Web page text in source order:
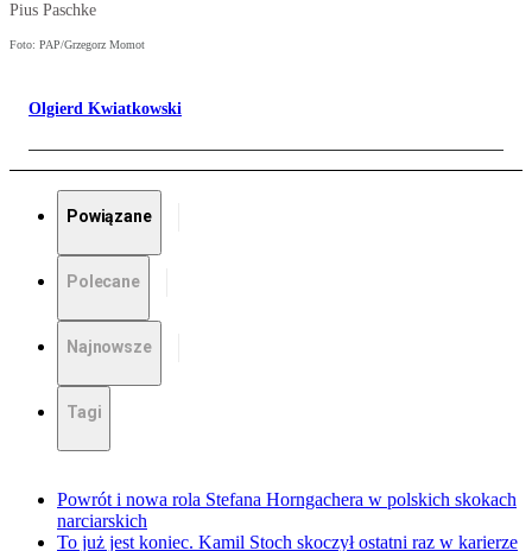
Pius Paschke
Foto: PAP/Grzegorz Momot
Olgierd Kwiatkowski
Powiązane
Polecane
Najnowsze
Tagi
Powrót i nowa rola Stefana Horngachera w polskich skokach
narciarskich
To już jest koniec. Kamil Stoch skoczył ostatni raz w karierze